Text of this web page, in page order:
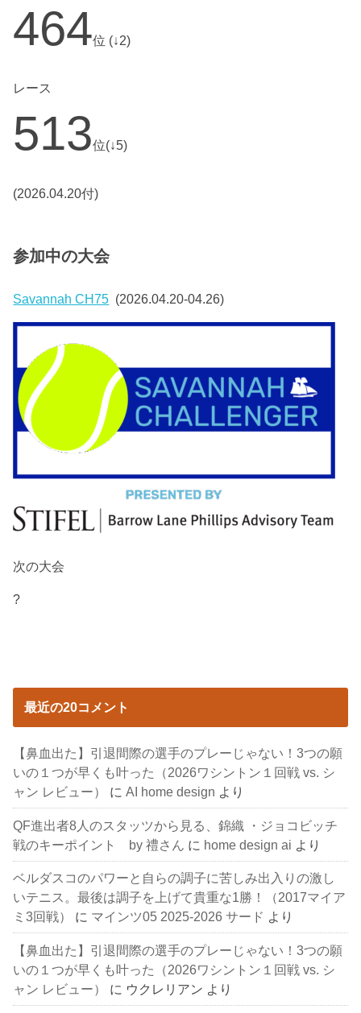
464位 (↓2)
レース
513位(↓5)
(2026.04.20付)
参加中の大会
Savannah CH75 (2026.04.20-04.26)
次の大会
?
最近の20コメント
【鼻血出た】引退間際の選手のプレーじゃない！3つの願
いの１つが早くも叶った（2026ワシントン１回戦 vs. シ
ャン レビュー）
にAI home design より
QF進出者8人のスタッツから見る、錦織 ・ジョコビッチ
戦のキーポイント by 禮さん に home design ai より
ベルダスコのパワーと自らの調子に苦しみ出入りの激し
いテニス。最後は調子を上げて貴重な1勝！（2017マイア
ミ3回戦）
に マインツ05 2025-2026 サード より
【鼻血出た】引退間際の選手のプレーじゃない！3つの願
いの１つが早くも叶った（2026ワシントン１回戦 vs. シ
ャン レビュー）
に ウクレリアン より